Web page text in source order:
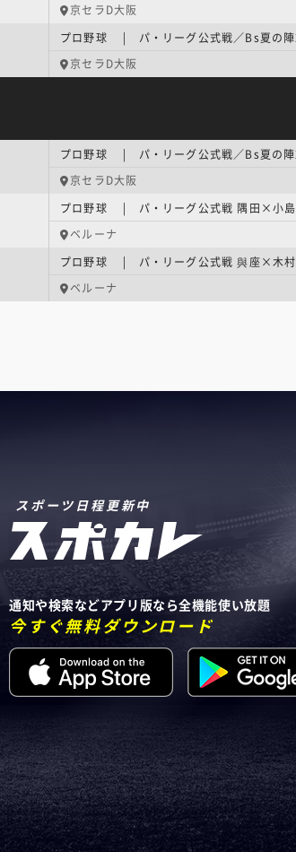
京セラD大阪
京セラD大阪
京セラD大阪
プロ野球 | パ・リーグ公式戦 隅田×小島
ベルーナ
プロ野球 | パ・リーグ公式戦 與座×木村
ベルーナ
スポーツ日程更新中
通知や検索などアプリ版なら全機能使い放題
今すぐ無料ダウンロード